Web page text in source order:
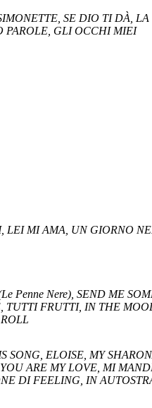
SE DIO TI DÀ, LA
PAROLE, GLI OCCHI MIEI
LEI MI AMA, UN GIORNO
Penne Nere), SEND ME
FRUTTI, IN THE
SONG, ELOISE, MY
ARE MY LOVE, MI
DI FEELING, IN